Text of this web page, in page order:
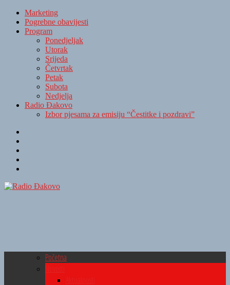
Marketing
Pogrebne obavijesti
Program
Ponedjeljak
Utorak
Srijeda
Četvrtak
Petak
Subota
Nedjelja
Radio Đakovo
Izbor pjesama za emisiju “Čestitke i pozdravi”
Početna